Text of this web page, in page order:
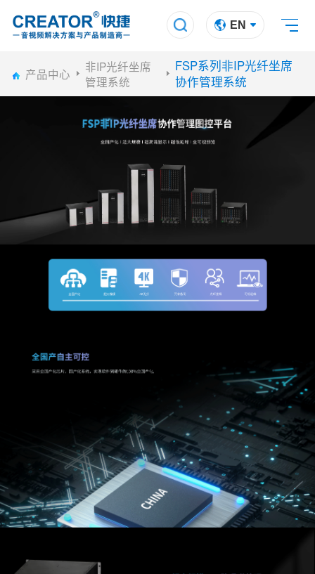
EN
产品中心
非IP光纤坐席
管理系统
FSP系列非IP光纤坐席
协作管理系统